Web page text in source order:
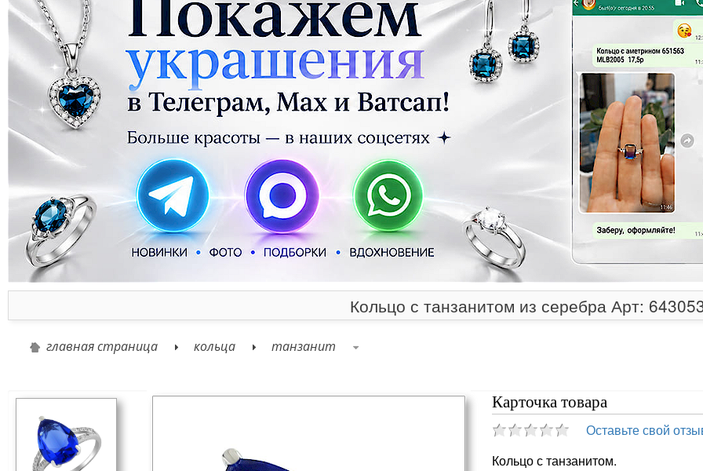
Кольцо с танзанитом из серебра Арт:
главная страница кольца танзанит
Карточка товара
Оставьте свой
Кольцо с танзанитом.